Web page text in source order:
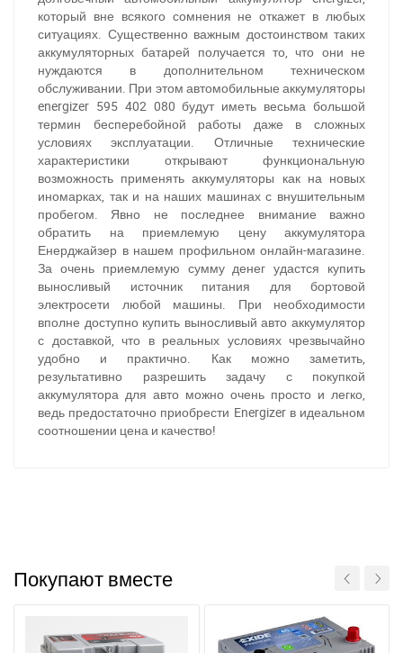
который вне всякого сомнения не откажет в любых
ситуациях. Существенно важным достоинством таких
аккумуляторных батарей получается то, что они не
нуждаются в дополнительном техническом
обслуживании. При этом автомобильные аккумуляторы
energizer 595 402 080 будут иметь весьма большой
термин бесперебойной работы даже в сложных
условиях эксплуатации. Отличные технические
характеристики открывают функциональную
возможность применять аккумуляторы как на новых
иномарках, так и на наших машинах с внушительным
пробегом. Явно не последнее внимание важно
обратить на приемлемую цену аккумулятора
Енерджайзер в нашем профильном онлайн-магазине.
За очень приемлемую сумму денег удастся купить
выносливый источник питания для бортовой
электросети любой машины. При необходимости
вполне доступно купить выносливый авто аккумулятор
с доставкой, что в реальных условиях чрезвычайно
удобно и практично. Как можно заметить,
результативно разрешить задачу с покупкой
аккумулятора для авто можно очень просто и легко,
ведь предостаточно приобрести Energizer в идеальном
соотношении цена и качество!
Покупают вместе
При отсутствии связи - пишите, звоните в Viber /
Telegram (093) 600-51-11
Написать в Viber Написать в Telegram